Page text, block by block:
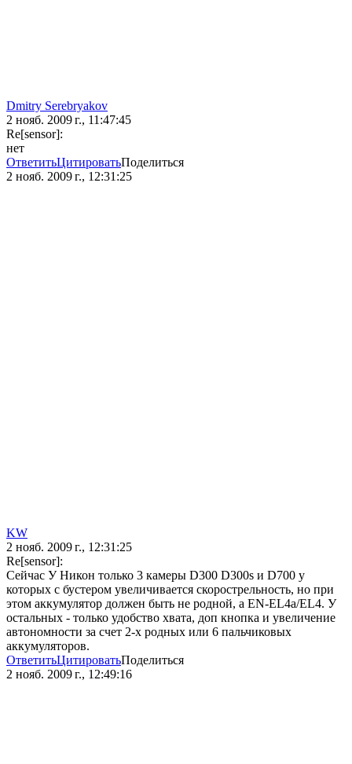
Dmitry Serebryakov
2 нояб. 2009 г., 11:47:45
Re[sensor]:
нет
ОтветитьЦитироватьПоделиться
2 нояб. 2009 г., 12:31:25
KW
2 нояб. 2009 г., 12:31:25
Re[sensor]:
Сейчас У Никон только 3 камеры D300 D300s и D700 у
которых с бустером увеличивается скорострельность, но при
этом аккумулятор должен быть не родной, а EN-EL4а/EL4. У
остальных - только удобство хвата, доп кнопка и увеличение
автономности за счет 2-х родных или 6 пальчиковых
аккумуляторов.
ОтветитьЦитироватьПоделиться
2 нояб. 2009 г., 12:49:16